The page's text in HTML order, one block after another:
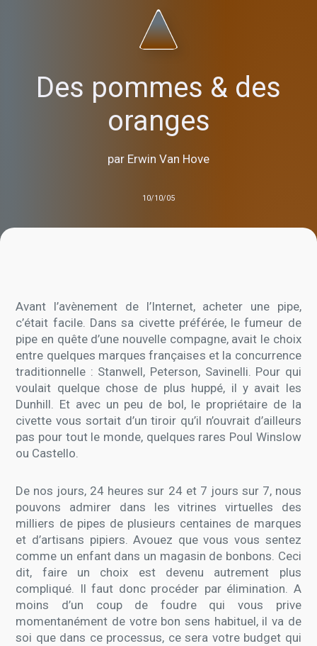
Des pommes & des
oranges
par Erwin Van Hove
10/10/05
Avant l’avènement de l’Internet, acheter une pipe,
c’était facile. Dans sa civette préférée, le fumeur de
pipe en quête d’une nouvelle compagne, avait le choix
entre quelques marques françaises et la concurrence
traditionnelle : Stanwell, Peterson, Savinelli. Pour qui
voulait quelque chose de plus huppé, il y avait les
Dunhill. Et avec un peu de bol, le propriétaire de la
civette vous sortait d’un tiroir qu’il n’ouvrait d’ailleurs
pas pour tout le monde, quelques rares Poul Winslow
ou Castello.
De nos jours, 24 heures sur 24 et 7 jours sur 7, nous
pouvons admirer dans les vitrines virtuelles des
milliers de pipes de plusieurs centaines de marques
et d’artisans pipiers. Avouez que vous vous sentez
comme un enfant dans un magasin de bonbons. Ceci
dit, faire un choix est devenu autrement plus
compliqué. Il faut donc procéder par élimination. A
moins d’un coup de foudre qui vous prive
momentanément de votre bon sens habituel, il va de
soi que dans ce processus, ce sera votre budget qui